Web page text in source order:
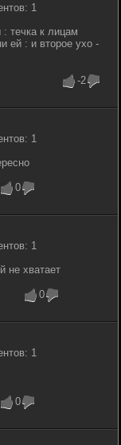
1
течка к лицам
ей : и второе ухо -
-2
1
0
1
не хватает
0
1
0